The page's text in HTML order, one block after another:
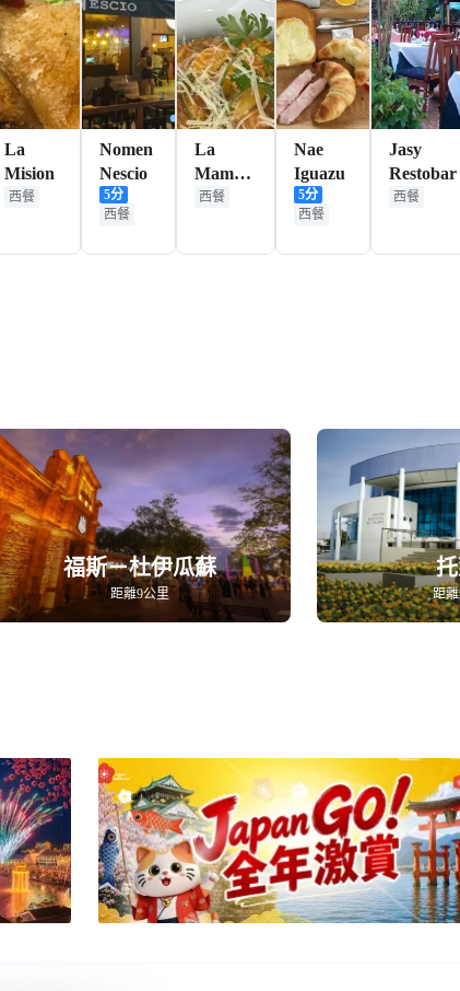
La
Mision
西餐
Nomen
Nescio
5分
西餐
La
Mamma
Pastas
西餐
Nae
Iguazu
5分
西餐
Jasy
Restobar
西餐
福斯－杜伊瓜蘇
距離9公里 距